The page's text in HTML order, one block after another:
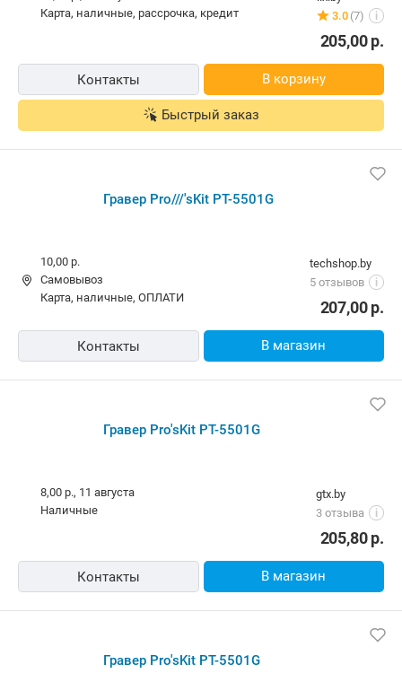
lix.by
3.0(7) i
10,00 р.,14 августа
205,00р.
Гравер Pro///'sKit PT-5501G
techshop.by
Самовывоз
карта, наличные, ОПЛАТИ
207,00р.
gtx.by
3 отзыва
i
8,00 р.,11 августа
наличные
Контакты